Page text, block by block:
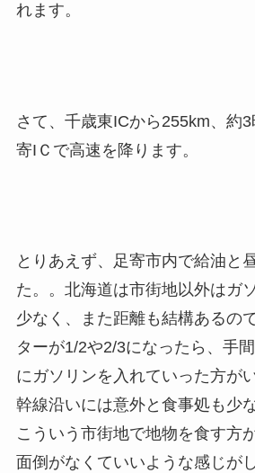
れます。
さて、千歳東ICから255km、約
寄IＣで高速を降ります。
とりあえず、足寄市内で給油と
た。。北海道は市街地以外はガ
少なく、また距離も結構あるの
ターが1/2や2/3になったら、手
にガソリンを入れていった方が
幹線沿いには意外と食事処も少
こういう市街地で地物を食す方
面倒がなくていいような感じが